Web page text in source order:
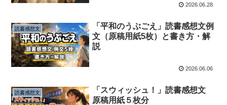
2026.06.28
読書感想文
「平和のうぶごえ」読書感想文例
文（原稿用紙5枚）と書き方・解
説
2026.06.06
読書感想文
「スウィッシュ！」読書感想文
原稿用紙５枚分